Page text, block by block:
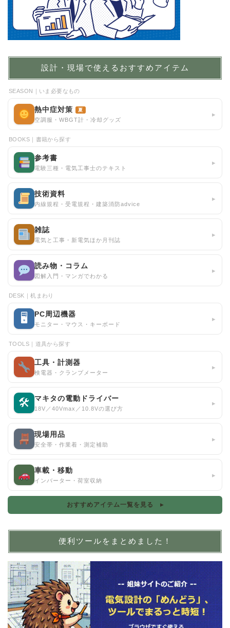
設計・現場で使えるおすすめアイテム
SEASON｜いま必要なもの
熱中症対策 夏
空調服・WBGT計・冷却グッズ
▸
BOOKS｜書籍から探す
参考書
電験三種・電気工事士のテキスト
▸
技術資料
内線規程・受電規程・建築消防advice
▸
雑誌
電気と工事・新電気ほか月刊誌
▸
読み物・コラム
図解入門・マンガでわかる
▸
DESK｜机まわり
🖥 PC周辺機器
モニター・マウス・キーボード
▸
TOOLS｜道具から探す
工具・計測器
検電器・クランプメーター
▸
🛠 マキタの電動ドライバー
18V／40Vmax／10.8Vの選び方
▸
現場用品
安全帯・作業着・測定補助
▸
車載・移動
インバーター・荷室収納
▸
おすすめアイテム一覧を見る ▸
便利ツールをまとめました！